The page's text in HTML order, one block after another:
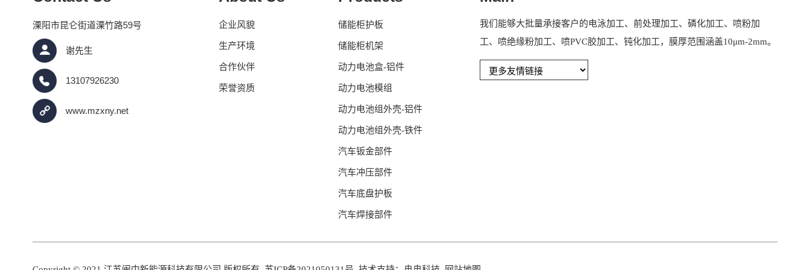
溧阳市昆仑街道溧竹路59号
谢先生
13107926230
www.mzxny.net
企业风貌
生产环境
合作伙伴
荣誉资质
储能柜护板
储能柜机架
动力电池盒-铝件
动力电池模组
动力电池组外壳-铝件
动力电池组外壳-铁件
汽车钣金部件
汽车冲压部件
汽车底盘护板
汽车焊接部件
我们能够大批量承接客户的电泳加工、前处理加工、磷化加工、喷粉加
工、喷绝缘粉加工、喷PVC胶加工、钝化加工，膜厚范围涵盖10μm-2mm。